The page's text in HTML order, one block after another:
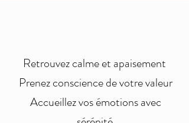
Retrouvez calme et apaisement
Prenez conscience de votre valeur
Accueillez vos émotions avec